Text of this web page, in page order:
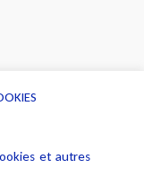
et autres